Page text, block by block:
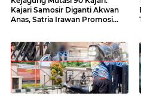
Kajari Samosir Diganti Akwan
Anas, Satria Irawan Promosi